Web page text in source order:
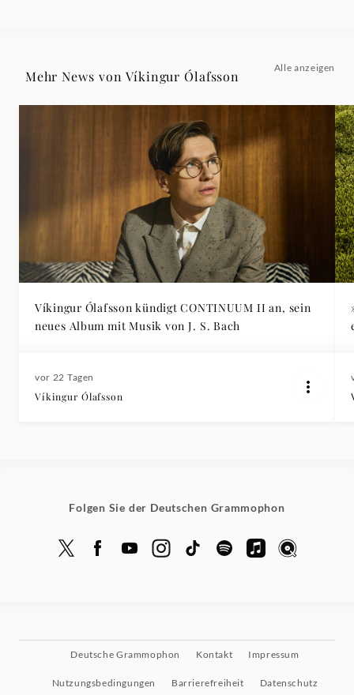
Mehr News von Víkingur Ólafsson
Alle anzeigen
Víkingur Ólafsson kündigt CONTINUUM II an, sein
neues Album mit Musik von J. S. Bach
vor 22 Tagen
Víkingur Ólafsson
Folgen Sie der Deutschen Grammophon
Deutsche Grammophon Kontakt Impressum
Nutzungsbedingungen Barrierefreiheit Datenschutz